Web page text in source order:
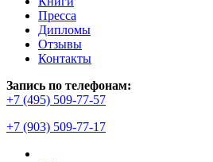
Пресса
Дипломы
Отзывы
Контакты
Запись по телефонам:
+7 (495) 509-77-57
+7 (903) 509-77-17